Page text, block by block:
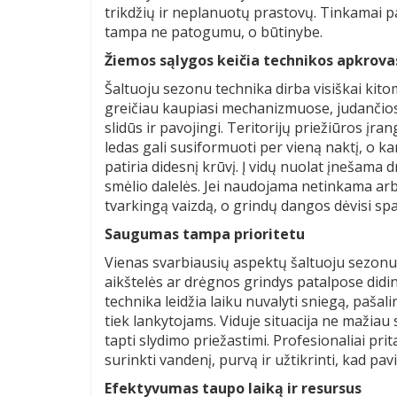
trikdžių ir neplanuotų prastovų. Tinkamai
tampa ne patogumu, o būtinybe.
Žiemos sąlygos keičia technikos
Šaltuoju sezonu technika dirba visiškai
greičiau kaupiasi mechanizmuose,
slidūs ir pavojingi. Teritorijų priežiūros
ledas gali susiformuoti per vieną naktį, o
patiria didesnį krūvį. Į vidų nuolat įnešama
smėlio dalelės. Jei naudojama netinkama
tvarkingą vaizdą, o grindų dangos dėvisi
Saugumas tampa prioritetu
Vienas svarbiausių aspektų šaltuoju
aikštelės ar drėgnos grindys patalpose
technika leidžia laiku nuvalyti sniegą,
tiek lankytojams. Viduje situacija ne
tapti slydimo priežastimi. Profesionaliai
surinkti vandenį, purvą ir užtikrinti, kad
Efektyvumas taupo laiką ir resursus